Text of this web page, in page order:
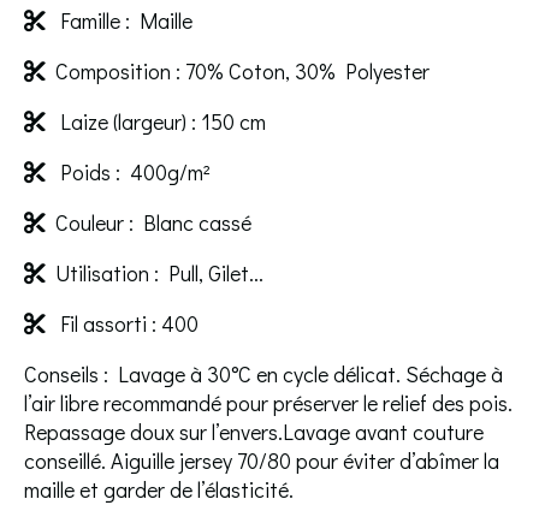
 Famille : Maille
 Composition : 70% Coton, 30% Polyester
 Laize (largeur) : 150 cm
 Poids : 400g/m²
 Couleur : Blanc cassé
 Utilisation : Pull, Gilet...

Fil assorti : 400
Conseils : Lavage à 30°C en cycle délicat. Séchage à
l’air libre recommandé pour préserver le relief des pois.
Repassage doux sur l’envers.Lavage avant couture
conseillé. Aiguille jersey 70/80 pour éviter d’abîmer la
maille et garder de l’élasticité.